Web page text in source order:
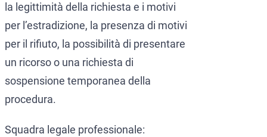
la legittimità della richiesta e i motivi
per l’estradizione, la presenza di motivi
per il rifiuto, la possibilità di presentare
un ricorso o una richiesta di
sospensione temporanea della
procedura.
Squadra legale professionale: